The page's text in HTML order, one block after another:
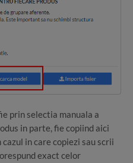
prin selectia manuala a
in parte, fie copiind aici
in care copiezi sau scrii
exact celor